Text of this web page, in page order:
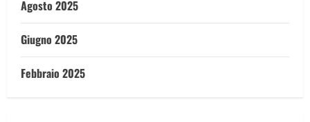
Agosto 2025
Giugno 2025
Febbraio 2025